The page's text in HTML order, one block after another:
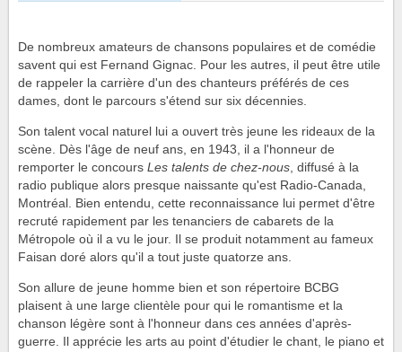
De nombreux amateurs de chansons populaires et de comédie
savent qui est Fernand Gignac. Pour les autres, il peut être utile
de rappeler la carrière d'un des chanteurs préférés de ces
dames, dont le parcours s'étend sur six décennies.
Son talent vocal naturel lui a ouvert très jeune les rideaux de la
scène. Dès l'âge de neuf ans, en 1943, il a l'honneur de
remporter le concours Les talents de chez-nous, diffusé à la
radio publique alors presque naissante qu'est Radio-Canada,
Montréal. Bien entendu, cette reconnaissance lui permet d'être
recruté rapidement par les tenanciers de cabarets de la
Métropole où il a vu le jour. Il se produit notamment au fameux
Faisan doré alors qu'il a tout juste quatorze ans.
Son allure de jeune homme bien et son répertoire BCBG
plaisent à une large clientèle pour qui le romantisme et la
chanson légère sont à l'honneur dans ces années d'après-
guerre. Il apprécie les arts au point d'étudier le chant, le piano et